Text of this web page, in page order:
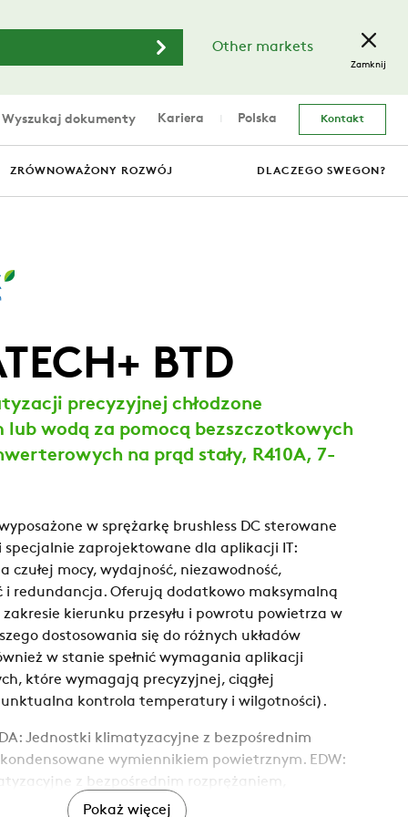
Other markets
Zamknij
Wyszukaj dokumenty Kariera Polska Kontakt
ZRÓWNOWAŻONY ROZWÓJ DLACZEGO SWEGON?
BTD
precyzyjnej chłodzone
lub wodą za pomocą bezszczotkowych
na prąd stały, R410A, 7-
w sprężarkę brushless DC sterowane
specjalnie zaprojektowane dla aplikacji IT:
czułej mocy, wydajność, niezawodność,
i redundancja. Oferują dodatkowo maksymalną
zakresie kierunku przesyłu i powrotu powietrza w
dostosowania się do różnych układów
w stanie spełnić wymagania aplikacji
które wymagają precyzyjnej, ciągłej
kontrola temperatury i wilgotności).
Jednostki klimatyzacyjne z bezpośrednim
wymiennikiem powietrznym. EDW:
z bezpośrednim rozprężaniem,
wymiennikiem wodnym. EDA-W/DC: Jednostki
Pokaż więcej